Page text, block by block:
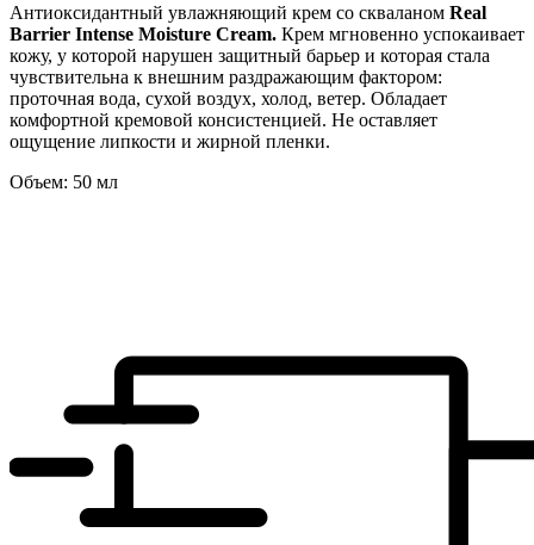
Антиоксидантный увлажняющий крем со скваланом Real
Barrier Intense Moisture Cream. Крем мгновенно успокаивает
кожу, у которой нарушен защитный барьер и которая стала
чувствительна к внешним раздражающим фактором:
проточная вода, сухой воздух, холод, ветер. Обладает
комфортной кремовой консистенцией. Не оставляет
ощущение липкости и жирной пленки.
Объем: 50 мл